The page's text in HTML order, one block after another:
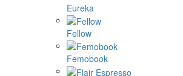
Eureka
Fellow
Femobook